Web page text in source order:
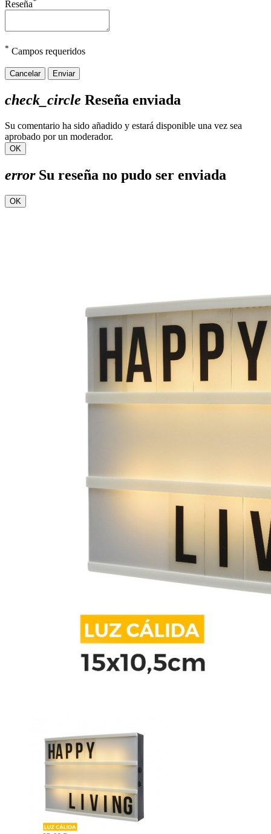
Reseña
* Campos requeridos
Cancelar Enviar
check_circle Reseña enviada
Su comentario ha sido añadido y estará disponible una vez sea
aprobado por un moderador.
OK
errorSu reseña no pudo ser enviada
OK